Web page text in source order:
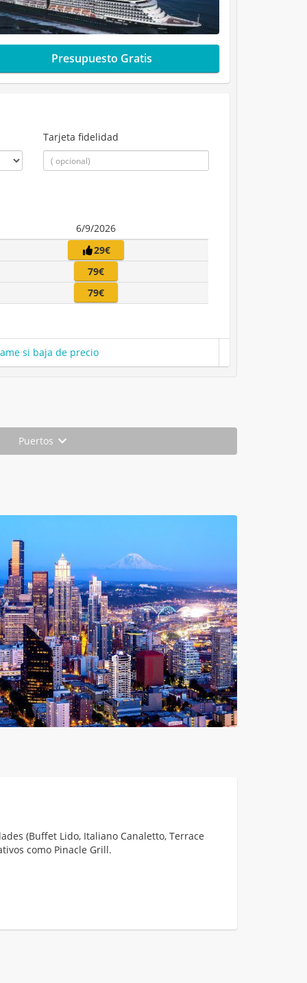
Presupuesto Gratis
Tarjeta fidelidad
6/9/2026
29€
79€
79€
si baja de precio
Puertos
(Buffet Lido, Italiano Canaletto, Terrace
como Pinacle Grill.